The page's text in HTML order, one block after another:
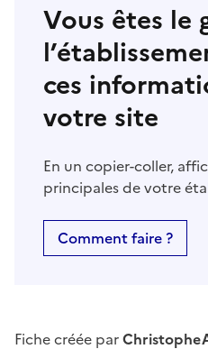
Vous êtes le
ces
votre site
En un copier-coller,
principales de votre
Comment faire ?
Fiche créée par